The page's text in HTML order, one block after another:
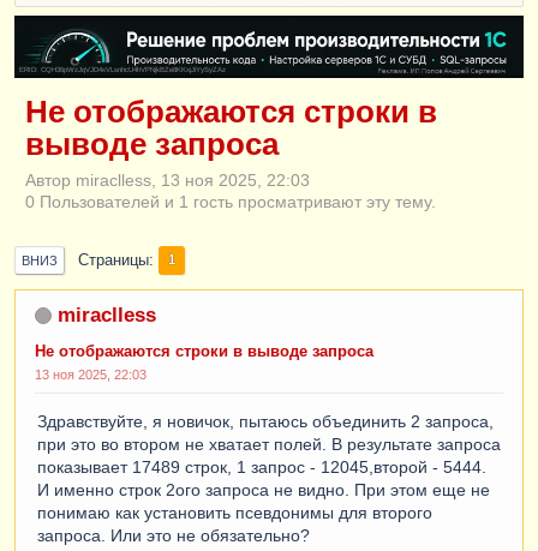
ERID: CQH36pWzJqVJD4xVLsnhcU4hVPNjkBZe8KKxjJiYySyZAz
Не отображаются строки в
выводе запроса
Автор miraclless, 13 ноя 2025, 22:03
0 Пользователей и 1 гость просматривают эту тему.
ВНИЗ Страницы 1
miraclless
Не отображаются строки в выводе запроса
13 ноя 2025, 22:03
Здравствуйте, я новичок, пытаюсь объединить 2 запроса,
при это во втором не хватает полей. В результате запроса
показывает 17489 строк, 1 запрос - 12045,второй - 5444.
И именно строк 2ого запроса не видно. При этом еще не
понимаю как установить псевдонимы для второго
запроса. Или это не обязательно?